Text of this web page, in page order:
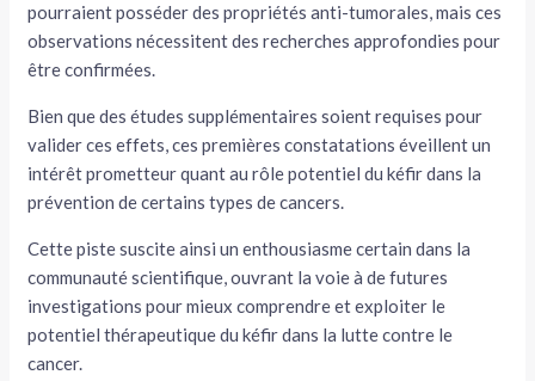
pourraient posséder des propriétés anti-tumorales, mais ces
observations nécessitent des recherches approfondies pour
être confirmées.
Bien que des études supplémentaires soient requises pour
valider ces effets, ces premières constatations éveillent un
intérêt prometteur quant au rôle potentiel du kéfir dans la
prévention de certains types de cancers.
Cette piste suscite ainsi un enthousiasme certain dans la
communauté scientifique, ouvrant la voie à de futures
investigations pour mieux comprendre et exploiter le
potentiel thérapeutique du kéfir dans la lutte contre le
cancer.